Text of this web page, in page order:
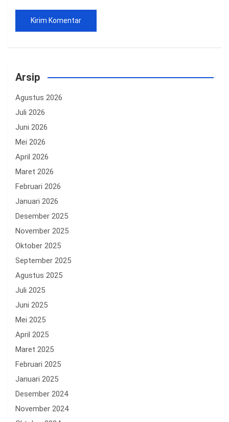
Arsip
Agustus 2026
Juli 2026
Juni 2026
Mei 2026
April 2026
Maret 2026
Februari 2026
Januari 2026
Desember 2025
November 2025
Oktober 2025
September 2025
Agustus 2025
Juli 2025
Juni 2025
Mei 2025
April 2025
Maret 2025
Februari 2025
Januari 2025
Desember 2024
November 2024